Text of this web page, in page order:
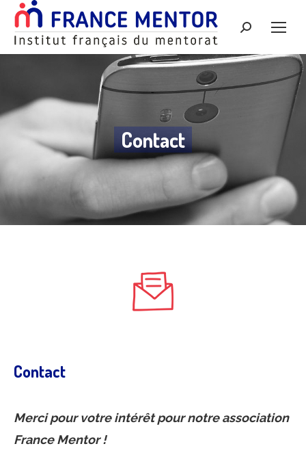
Recherche
:
Contact
Contact
Merci pour votre intérêt pour notre association
France Mentor !